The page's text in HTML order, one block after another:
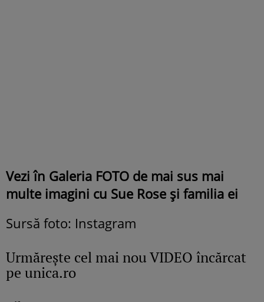
Vezi în Galeria FOTO de mai sus mai
multe imagini cu Sue Rose și familia ei
Sursă foto: Instagram
Urmăreşte cel mai nou VIDEO încărcat
pe unica.ro